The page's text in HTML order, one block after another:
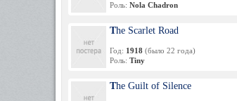
Роль: Nola Chadron
The Scarlet Road
Год: 1918 (было 22 года)
Роль: Tiny
The Guilt of Silence